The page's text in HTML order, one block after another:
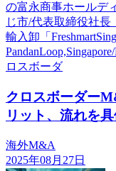
の富永商事ホールデ
じ市/代表取締役社
輸入卸「
ロスボーダ
クロスボーダー
リット、流れを
海外M&A
2025年08月27日